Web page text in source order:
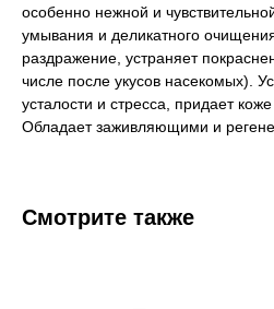
особенно нежной и
умывания и деликатного
раздражение, устраняет
числе после укусов насекомых).
усталости и стресса, придает
Обладает заживляющими и
Смотрите также